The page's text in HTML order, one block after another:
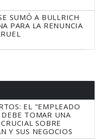
SUMÓ A BULLRICH
PARA LA RENUNCIA
EL "EMPLEADO
TOMAR UNA
SOBRE
Y SUS NEGOCIOS